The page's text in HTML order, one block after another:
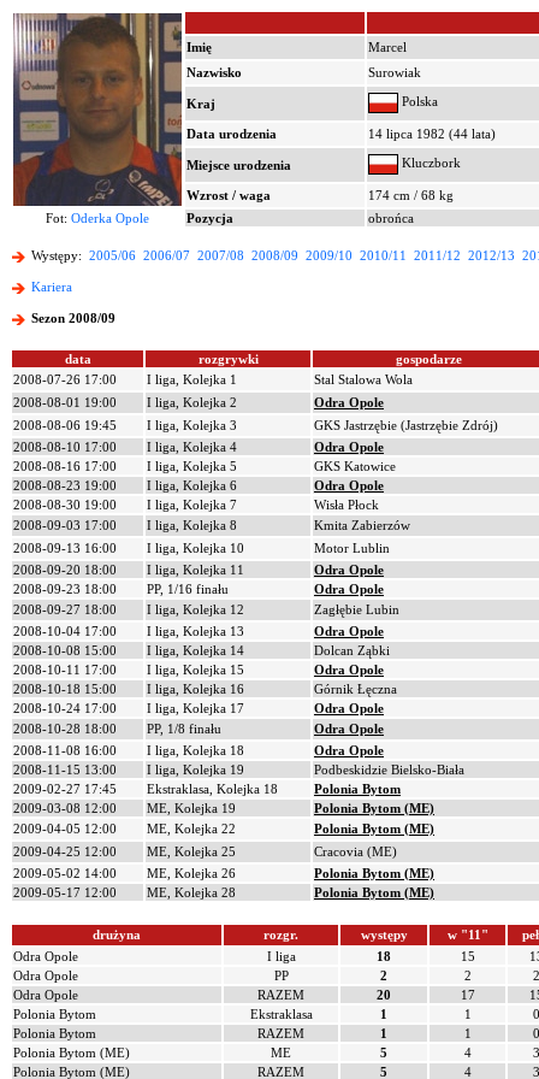
Imię
Marcel
Nazwisko
Surowiak
Kraj Polska
Data urodzenia 14 lipca 1982 (44 lata)
Miejsce urodzenia Kluczbork
Wzrost / waga
174 cm / 68 kg
Fot: Oderka Opole Pozycja obrońca
Występy: 2005/06 2006/07 2007/08 2008/09 2009/10 2010/11 2011/12 2012/13
Kariera
Sezon 2008/09
data rozgrywki
gospodarze
2008-07-26 17:00
I liga, Kolejka 1
Stal Stalowa Wola
2008-08-01 19:00
I liga, Kolejka 2
Odra Opole
2008-08-06 19:45
I liga, Kolejka 3
GKS Jastrzębie (Jastrzębie Zdrój)
2008-08-10 17:00
I liga, Kolejka 4
Odra Opole
2008-08-16 17:00
I liga, Kolejka 5
GKS Katowice
2008-08-23 19:00
I liga, Kolejka 6
Odra Opole
2008-08-30 19:00
I liga, Kolejka 7
Wisła Płock
2008-09-03 17:00
I liga, Kolejka 8
Kmita Zabierzów
2008-09-13 16:00
I liga, Kolejka 10
Motor Lublin
2008-09-20 18:00
I liga, Kolejka 11
Odra Opole
2008-09-23 18:00
PP, 1/16 finału
Odra Opole
2008-09-27 18:00
I liga, Kolejka 12
Zagłębie Lubin
2008-10-04 17:00
I liga, Kolejka 13
Odra Opole
2008-10-08 15:00
I liga, Kolejka 14
Dolcan Ząbki
2008-10-11 17:00
I liga, Kolejka 15
Odra Opole
2008-10-18 15:00
I liga, Kolejka 16
Górnik Łęczna
2008-10-24 17:00
I liga, Kolejka 17
Odra Opole
2008-10-28 18:00
PP, 1/8 finału
Odra Opole
2008-11-08 16:00
I liga, Kolejka 18
Odra Opole
2008-11-15 13:00
I liga, Kolejka 19
Podbeskidzie Bielsko-Biała
2009-02-27 17:45
Ekstraklasa, Kolejka 18
Polonia Bytom
2009-03-08 12:00
ME, Kolejka 19
Polonia Bytom (ME)
2009-04-05 12:00
ME, Kolejka 22
Polonia Bytom (ME)
2009-04-25 12:00
ME, Kolejka 25
Cracovia (ME)
2009-05-02 14:00
ME, Kolejka 26
Polonia Bytom (ME)
2009-05-17 12:00
ME, Kolejka 28 Polonia Bytom (ME)
drużyna rozgr. występy w "11"
Odra Opole
I liga 18 15
Odra Opole
PP 2 2
2
Odra Opole
RAZEM 20 17
Polonia Bytom
Ekstraklasa 1 1
0
Polonia Bytom
RAZEM 1 1
0
Polonia Bytom (ME)
ME 5 4
3
Polonia Bytom (ME)
RAZEM 5 4
3